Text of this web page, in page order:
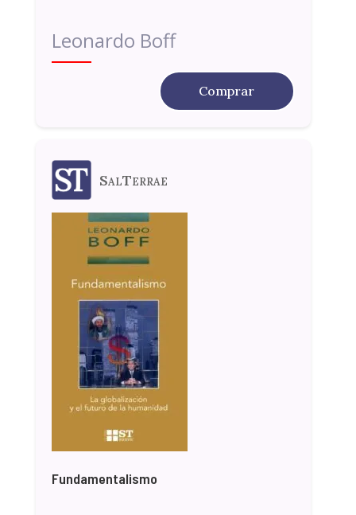
Leonardo Boff
Comprar
SalTerrae
Fundamentalismo